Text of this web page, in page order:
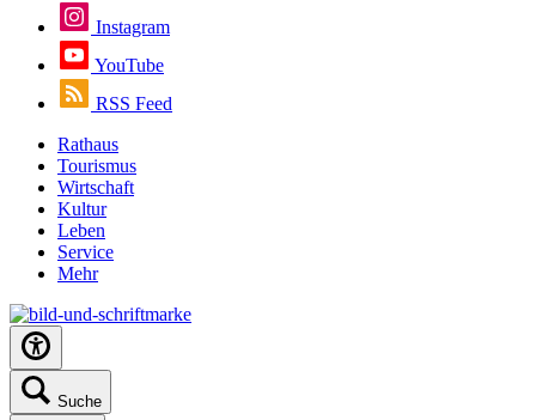
Instagram
YouTube
RSS Feed
Rathaus
Tourismus
Wirtschaft
Kultur
Leben
Service
Mehr
Suche